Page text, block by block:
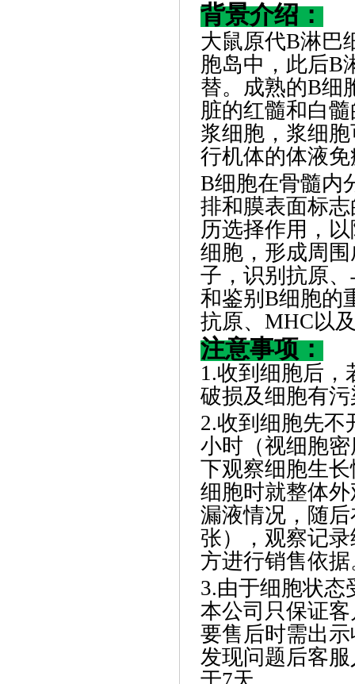
背景介绍：
大鼠原代B淋巴
胞岛中，此后B
替。成熟的B细
脏的红髓和白
浆细胞，浆细
行机体的
B细胞在骨髓内
排和膜表面标
历选择作用，
细胞，形成周
子，识别抗原
和鉴别B细胞的
抗原、MHC以
注意事项：
1.收到细胞后
破损及细胞有
2.收到细胞先不
小时（视细胞
下观察细胞生
细胞时就整体
漏液情况，随
张），观察记
方进行销售依据
3.由于细胞状态
本公司只保证
要售后时需出
发现问题后客